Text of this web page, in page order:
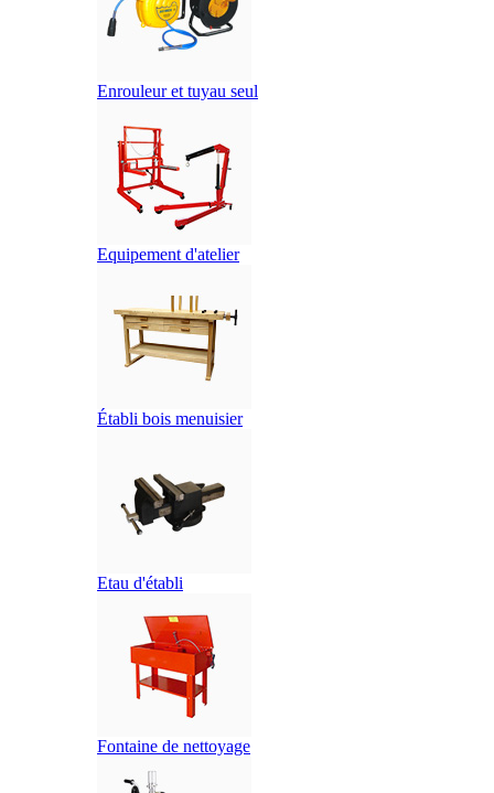
Enrouleur et tuyau seul
Equipement d'atelier
Établi bois menuisier
Etau d'établi
Fontaine de nettoyage